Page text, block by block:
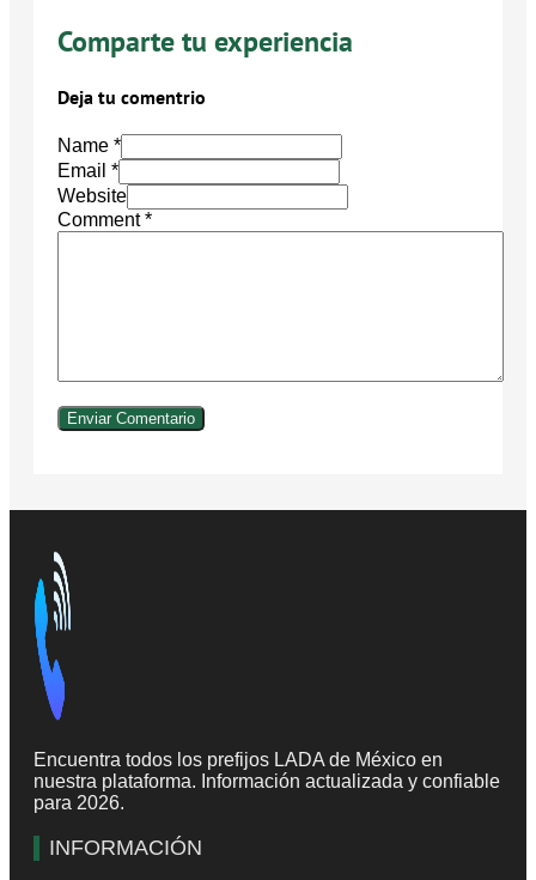
Comparte tu experiencia
Deja tu comentrio
Name *
Email *
Website
Comment*
Encuentra todos los prefijos LADA de México en
nuestra plataforma. Información actualizada y confiable
para 2026.
INFORMACIÓN